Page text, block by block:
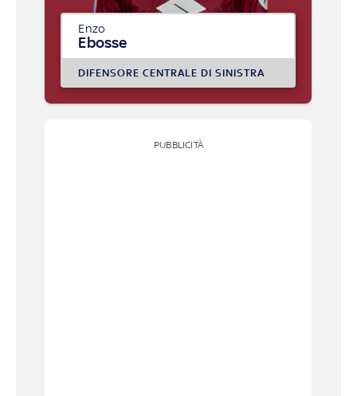
Enzo
Ebosse
DIFENSORE CENTRALE DI SINISTRA
PUBBLICITÀ